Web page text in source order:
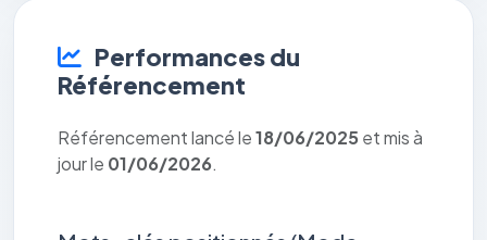
Performances du
Référencement
Référencement lancé le18/06/2025 et mis à
jour le 01/06/2026.